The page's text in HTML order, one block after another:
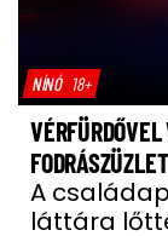
NÍNÓ 18+
A
láttára